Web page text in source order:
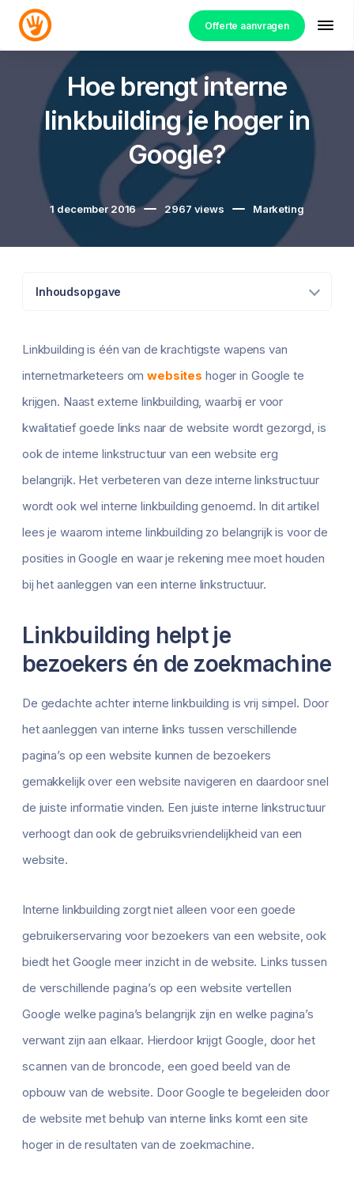
Offerte aanvragen
Hoe brengt interne
linkbuilding je hoger in
Google?
1 december 2016 2967 views Marketing
Inhoudsopgave
Linkbuilding is één van de krachtigste wapens van
internetmarketeers omwebsites hoger in Google te
krijgen. Naast externe linkbuilding, waarbij er voor
kwalitatief goede links naar de website wordt gezorgd, is
ook de interne linkstructuur van een website erg
belangrijk. Het verbeteren van deze interne linkstructuur
wordt ook wel interne linkbuilding genoemd. In dit artikel
lees je waarom interne linkbuilding zo belangrijk is voor de
posities in Google en waar je rekening mee moet houden
bij het aanleggen van een interne linkstructuur.
Linkbuilding helpt je
bezoekers én de zoekmachine
De gedachte achter interne linkbuilding is vrij simpel. Door
het aanleggen van interne links tussen verschillende
pagina’s op een website kunnen de bezoekers
gemakkelijk over een website navigeren en daardoor snel
de juiste informatie vinden. Een juiste interne linkstructuur
verhoogt dan ook de gebruiksvriendelijkheid van een
website.
Interne linkbuilding zorgt niet alleen voor een goede
gebruikerservaring voor bezoekers van een website, ook
biedt het Google meer inzicht in de website. Links tussen
de verschillende pagina’s op een website vertellen
Google welke pagina’s belangrijk zijn en welke pagina’s
verwant zijn aan elkaar. Hierdoor krijgt Google, door het
scannen van de broncode, een goed beeld van de
opbouw van de website. Door Google te begeleiden door
de website met behulp van interne links komt een site
hoger in de resultaten van de zoekmachine.